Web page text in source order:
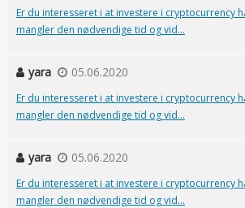
Er du interesseret i at investere i cryptocurrency
mangler den nødvendige tid og vid...
yara 05.06.2020
Er du interesseret i at investere i cryptocurrency
mangler den nødvendige tid og vid...
yara 05.06.2020
Er du interesseret i at investere i cryptocurrency
mangler den nødvendige tid og vid...